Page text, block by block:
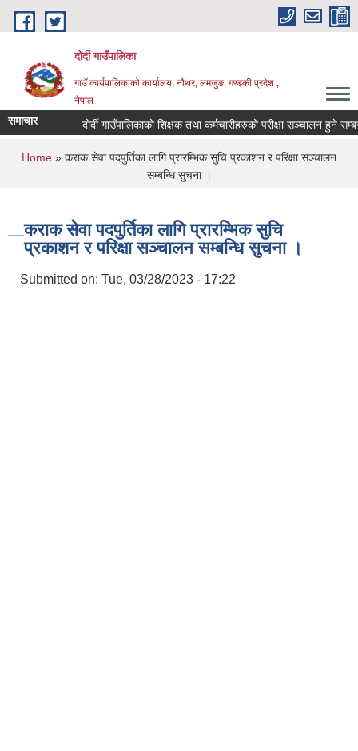
Skip to main content
दोर्दी गाउँपालिका
गाउँ कार्यपालिकाको कार्यालय, नौथर, लमजुङ, गण्डकी प्रदेश ,
नेपाल
समाचार दोर्दी गाउँपालिकाको शिक्षक तथा कर्मचारीहरुको परीक्षा सञ्चालन हुने
You are here
Home » कराक सेवा पदपुर्तिका लागि प्रारम्भिक सुचि प्रकाशन र परिक्षा सञ्चालन
सम्बन्धि सुचना ।
कराक सेवा पदपुर्तिका लागि प्रारम्भिक सुचि
प्रकाशन र परिक्षा सञ्चालन सम्बन्धि सुचना ।
Submitted on: Tue, 03/28/2023 - 17:22